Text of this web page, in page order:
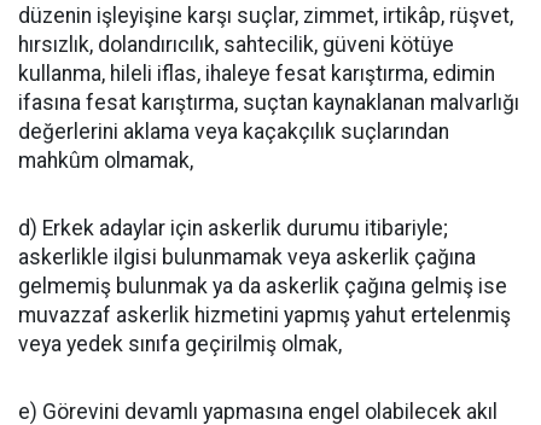
düzenin işleyişine karşı suçlar, zimmet, irtikâp, rüşvet,
hırsızlık, dolandırıcılık, sahtecilik, güveni kötüye
kullanma, hileli iflas, ihaleye fesat karıştırma, edimin
ifasına fesat karıştırma, suçtan kaynaklanan malvarlığı
değerlerini aklama veya kaçakçılık suçlarından
mahkûm olmamak,
d) Erkek adaylar için askerlik durumu itibariyle;
askerlikle ilgisi bulunmamak veya askerlik çağına
gelmemiş bulunmak ya da askerlik çağına gelmiş ise
muvazzaf askerlik hizmetini yapmış yahut ertelenmiş
veya yedek sınıfa geçirilmiş olmak,
e) Görevini devamlı yapmasına engel olabilecek akıl